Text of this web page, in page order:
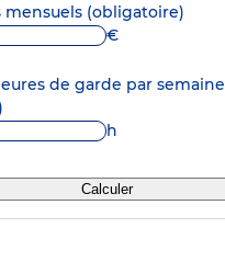
mensuels (obligatoire)
€
de garde par semaine
h
Calculer